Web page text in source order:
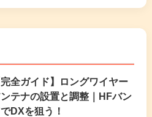
(4)
(3)
(7)
(6)
完全ガイド】ロングワイヤー
テナの設置と調整｜HFバン
でDXを狙う！